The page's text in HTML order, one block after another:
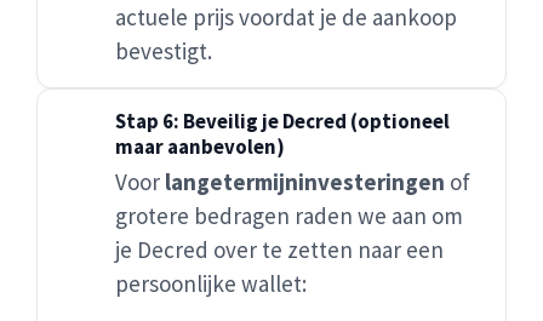
actuele prijs voordat je de aankoop
bevestigt.
Stap 6: Beveilig je Decred (optioneel
maar aanbevolen)
Voor langetermijninvesteringen of
grotere bedragen raden we aan om
je Decred over te zetten naar een
persoonlijke wallet: